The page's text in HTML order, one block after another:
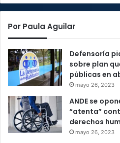
Por Paula Aguilar
Defensoría
sobre plan
públicas en
mayo 26, 2023
ANDE se
“atenta”
derechos
mayo 26, 2023